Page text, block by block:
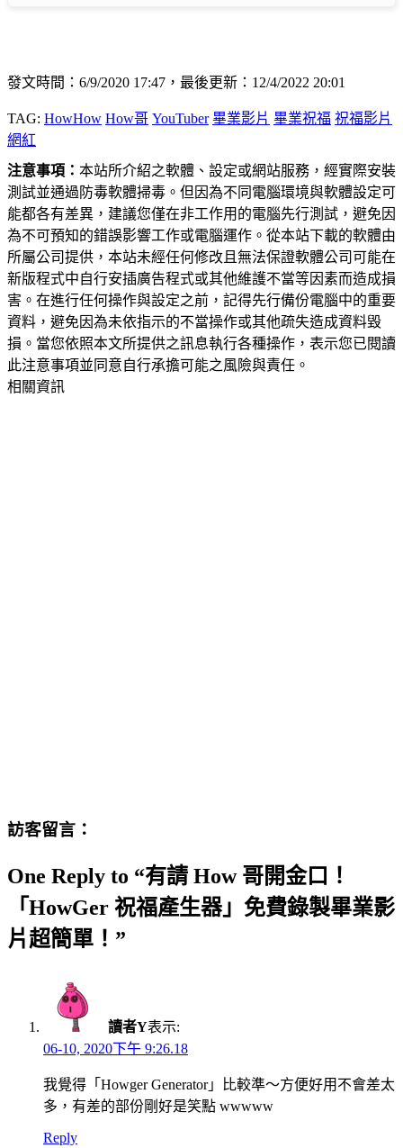
發文時間：6/9/2020 17:47，最後更新：12/4/2022 20:01
TAG: HowHow How哥 YouTuber 畢業影片 畢業祝福 祝福影片
網紅
注意事項： 本站所介紹之軟體、設定或網站服務，經實際安裝
測試並通過防毒軟體掃毒。但因為不同電腦環境與軟體設定可
能都各有差異，建議您僅在非工作用的電腦先行測試，避免因
為不可預知的錯誤影響工作或電腦運作。從本站下載的軟體由
所屬公司提供，本站未經任何修改且無法保證軟體公司可能在
新版程式中自行安插廣告程式或其他維護不當等因素而造成損
害。在進行任何操作與設定之前，記得先行備份電腦中的重要
資料，避免因為未依指示的不當操作或其他疏失造成資料毀
損。當您依照本文所提供之訊息執行各種操作，表示您已閱讀
此注意事項並同意自行承擔可能之風險與責任。
相關資訊
訪客留言：
One Reply to “有請 How 哥開金口！
「HowGer 祝福產生器」免費錄製畢業影
片超簡單！”
讀者Y表示:
06-10, 2020下午 9:26.18
我覺得「Howger Generator」比較準～方便好用不會差太
多，有差的部份剛好是笑點 wwwww
Reply